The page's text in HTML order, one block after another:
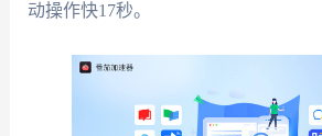
动操作快17秒。